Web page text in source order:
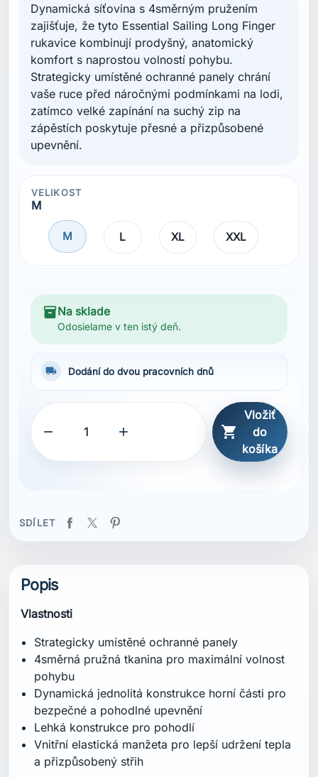
Dynamická síťovina s 4směrným pružením
zajišťuje, že tyto Essential Sailing Long Finger
rukavice kombinují prodyšný, anatomický
komfort s naprostou volností pohybu.
Strategicky umístěné ochranné panely chrání
vaše ruce před náročnými podmínkami na lodi,
zatímco velké zapínání na suchý zip na
zápěstích poskytuje přesné a přizpůsobené
upevnění.
VELIKOST
M
M L XL XXL
inventory_2Na sklade
Odosielame v ten istý deň.
local_shipping Dodání do dvou pracovních dnů
  
Vložiť
do
košíka
SDÍLET
Popis
Vlastnosti
Strategicky umístěné ochranné panely
4směrná pružná tkanina pro maximální volnost
pohybu
Dynamická jednolitá konstrukce horní části pro
bezpečné a pohodlné upevnění
Lehká konstrukce pro pohodlí
Vnitřní elastická manžeta pro lepší udržení tepla
a přizpůsobený střih